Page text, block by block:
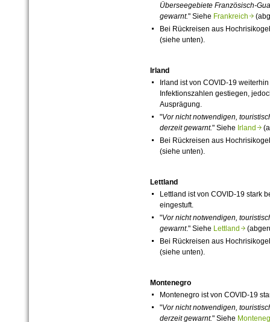
Überseegebiete Französisch-
gewarnt." Siehe Frankreich
Bei Rückreisen aus
(siehe unten).
Irland
Irland ist von COVID-19weiterhin
Infektionszahlen gestiegen,
Ausprägung.
"Vor nicht notwendigen,
derzeitgewarnt." Siehe Irland
Bei Rückreisen aus
(siehe unten).
Lettland
Lettland ist von COVID-19stark
eingestuft.
"Vor nicht notwendigen,
gewarnt." Siehe Lettland
Bei Rückreisen aus
(siehe unten).
Montenegro
Montenegro ist von COVID-19
"Vor nicht notwendigen,
derzeitgewarnt." Siehe